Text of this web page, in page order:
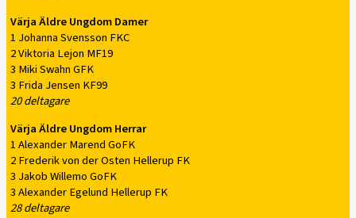
Värja Äldre Ungdom Damer
1 Johanna Svensson FKC
2 Viktoria Lejon MF19
3 Miki Swahn GFK
3 Frida Jensen KF99
20 deltagare
Värja Äldre Ungdom Herrar
1 Alexander Marend GoFK
2 Frederik von der Osten Hellerup FK
3 Jakob Willemo GoFK
3 Alexander Egelund Hellerup FK
28 deltagare